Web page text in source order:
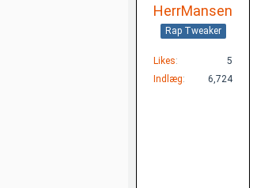
HerrMansen
Rap Tweaker
Likes
5
Indlæg
6,724